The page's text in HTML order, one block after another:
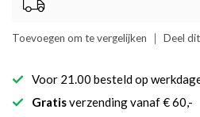
Toevoegen om te vergelijken Deel
Voor 21.00 besteld op
Gratisverzending vanaf € 60,-